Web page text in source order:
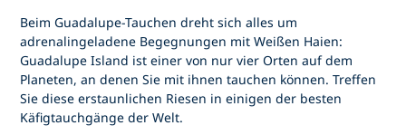
Beim Guadalupe-Tauchen dreht sich alles um
adrenalingeladene Begegnungen mit Weißen Haien:
Guadalupe Island ist einer von nur vier Orten auf dem
Planeten, an denen Sie mit ihnen tauchen können. Treffen
Sie diese erstaunlichen Riesen in einigen der besten
Käfigtauchgänge der Welt.